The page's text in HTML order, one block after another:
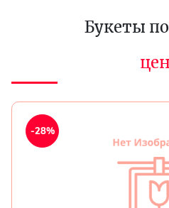
Букеты
-28%